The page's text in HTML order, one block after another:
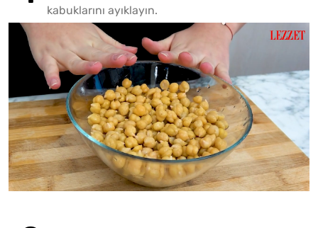
kabuklarını ayıklayın.